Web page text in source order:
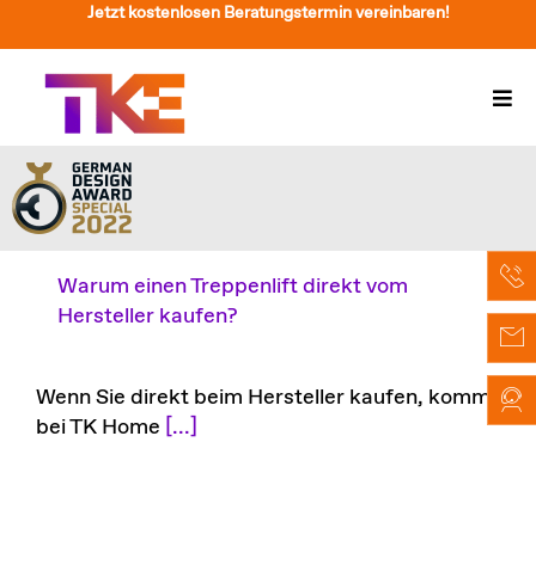
Inhalt
springen
Jetzt kostenlosen Beratungstermin vereinbaren!
Treppenlift
Preise
Service
Über Uns & Kontakt
Warum einen Treppenlift direkt vom
Hersteller kaufen?
Wenn Sie direkt beim Hersteller kaufen, kommt
bei TK Home [...]